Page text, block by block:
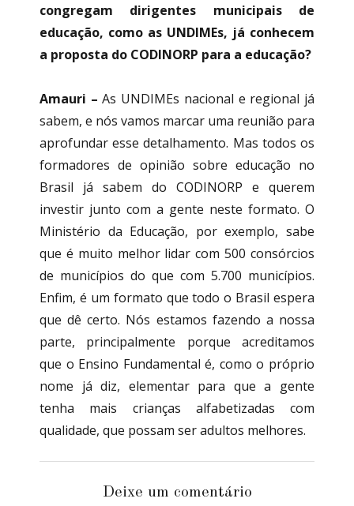
congregam dirigentes municipais de
educação, como as UNDIMEs, já conhecem
a proposta do CODINORP para a educação?
Amauri –As UNDIMEs nacional e regional já
sabem, e nós vamos marcar uma reunião para
aprofundar esse detalhamento. Mas todos os
formadores de opinião sobre educação no
Brasil já sabem do CODINORP e querem
investir junto com a gente neste formato. O
Ministério da Educação, por exemplo, sabe
que é muito melhor lidar com 500 consórcios
de municípios do que com 5.700 municípios.
Enfim, é um formato que todo o Brasil espera
que dê certo. Nós estamos fazendo a nossa
parte, principalmente porque acreditamos
que o Ensino Fundamental é, como o próprio
nome já diz, elementar para que a gente
tenha mais crianças alfabetizadas com
qualidade, que possam ser adultos melhores.
Deixe um comentário